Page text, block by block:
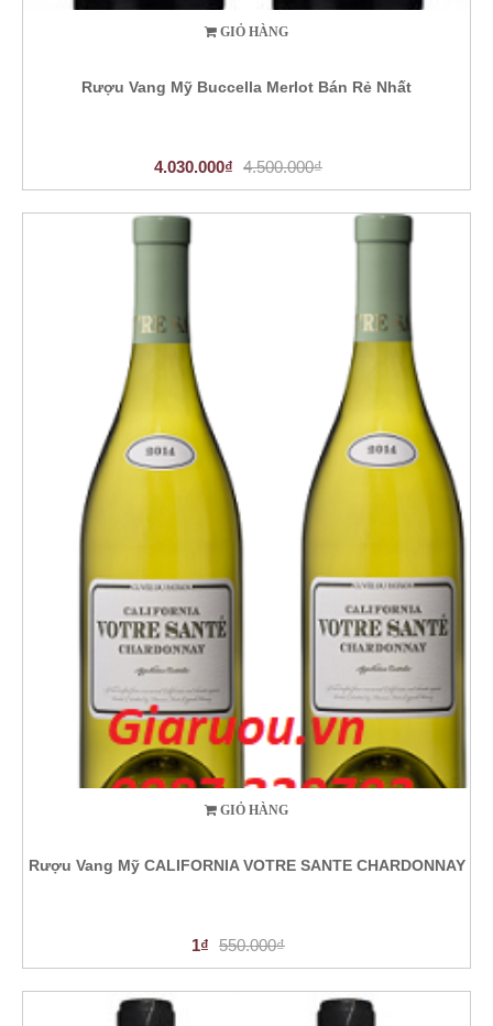
GIỎ HÀNG
Rượu Vang Mỹ Buccella Merlot Bán Rẻ Nhất
4.030.000₫ 4.500.000₫
GIỎ HÀNG
Rượu Vang Mỹ CALIFORNIA VOTRE SANTE CHARDONNAY
1₫ 550.000₫